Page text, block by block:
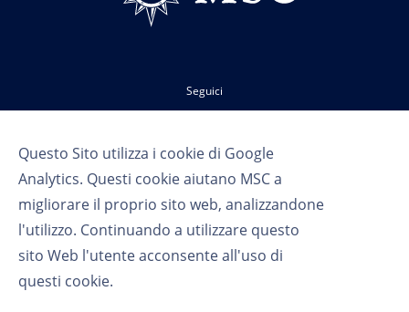
Questo Sito utilizza i cookie di Google
Analytics. Questi cookie aiutano MSC a
migliorare il proprio sito web, analizzandone
l'utilizzo. Continuando a utilizzare questo
sito Web l'utente acconsente all'uso di
questi cookie.
Seguici